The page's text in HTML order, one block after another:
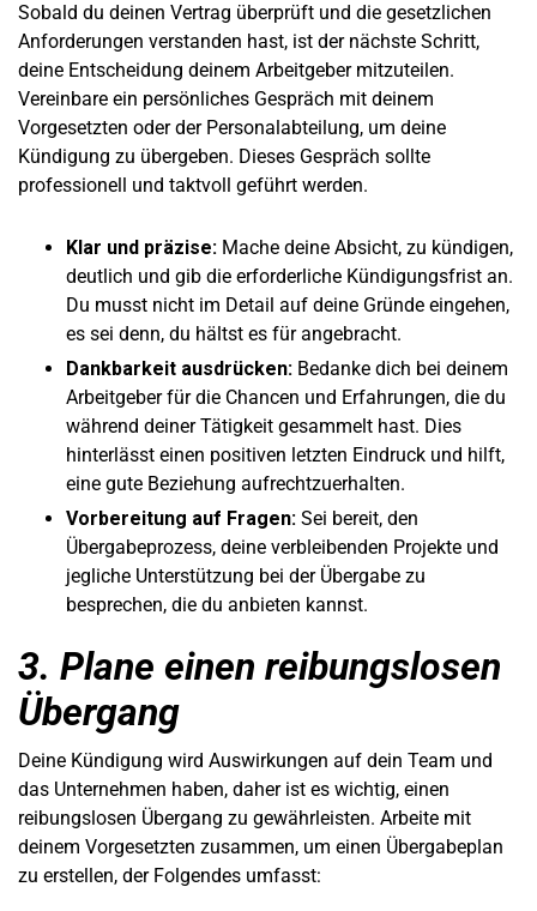
Sobald du deinen Vertrag überprüft und die gesetzlichen
Anforderungen verstanden hast, ist der nächste Schritt,
deine Entscheidung deinem Arbeitgeber mitzuteilen.
Vereinbare ein persönliches Gespräch mit deinem
Vorgesetzten oder der Personalabteilung, um deine
Kündigung zu übergeben. Dieses Gespräch sollte
professionell und taktvoll geführt werden.
Klar und präzise: Mache deine Absicht, zu kündigen,
deutlich und gib die erforderliche Kündigungsfrist an.
Du musst nicht im Detail auf deine Gründe eingehen,
es sei denn, du hältst es für angebracht.
Dankbarkeit ausdrücken: Bedanke dich bei deinem
Arbeitgeber für die Chancen und Erfahrungen, die du
während deiner Tätigkeit gesammelt hast. Dies
hinterlässt einen positiven letzten Eindruck und hilft,
eine gute Beziehung aufrechtzuerhalten.
Vorbereitung auf Fragen: Sei bereit, den
Übergabeprozess, deine verbleibenden Projekte und
jegliche Unterstützung bei der Übergabe zu
besprechen, die du anbieten kannst.
3. Plane einen reibungslosen
Übergang
Deine Kündigung wird Auswirkungen auf dein Team und
das Unternehmen haben, daher ist es wichtig, einen
reibungslosen Übergang zu gewährleisten. Arbeite mit
deinem Vorgesetzten zusammen, um einen Übergabeplan
zu erstellen, der Folgendes umfasst: